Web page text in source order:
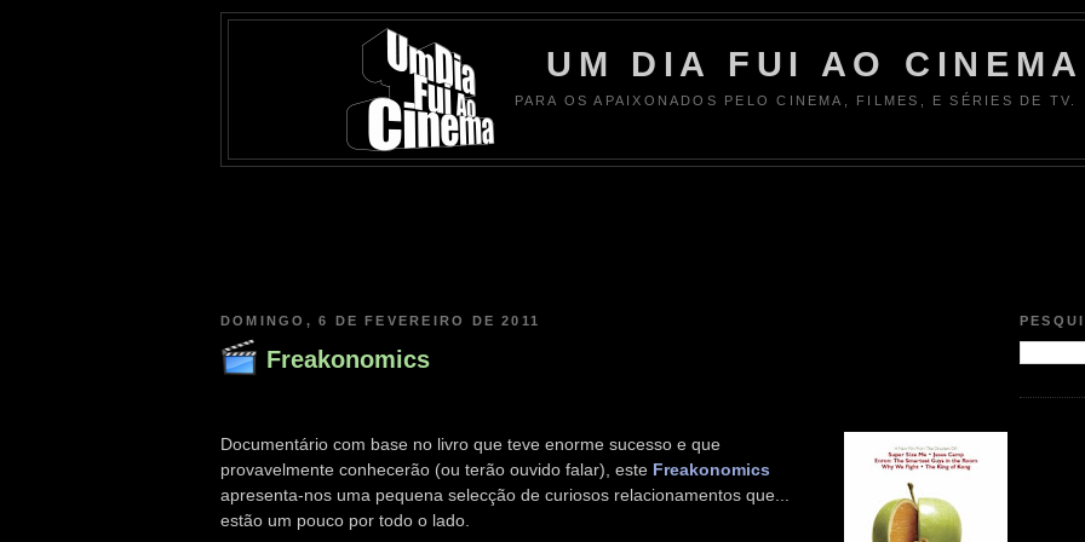
UM DIA FUI AO CINEMA
PARA OS APAIXONADOS PELO CINEMA, FILMES, E SÉRIES DE TV.
DOMINGO, 6 DE FEVEREIRO DE 2011
Freakonomics
Documentário com base no livro que teve enorme sucesso e que
provavelmente conhecerão (ou terão ouvido falar), este Freakonomics
apresenta-nos uma pequena selecção de curiosos relacionamentos que...
estão um pouco por todo o lado.